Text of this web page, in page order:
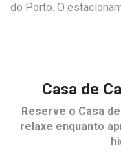
do Porto. O
Casa de
Reserve o Casa
relaxe enquanto